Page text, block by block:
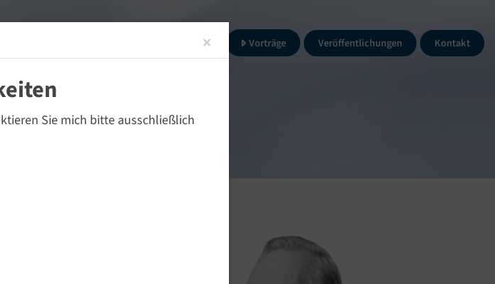
Lehrveranstaltungen Vorträge Veröffentlichungen Kontakt
× Close
Sie mich bitte ausschließlich